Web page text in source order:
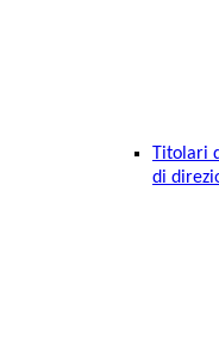
Titolari
di